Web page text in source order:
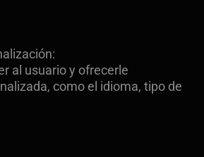
al usuario y ofrecerle
como el idioma, tipo de